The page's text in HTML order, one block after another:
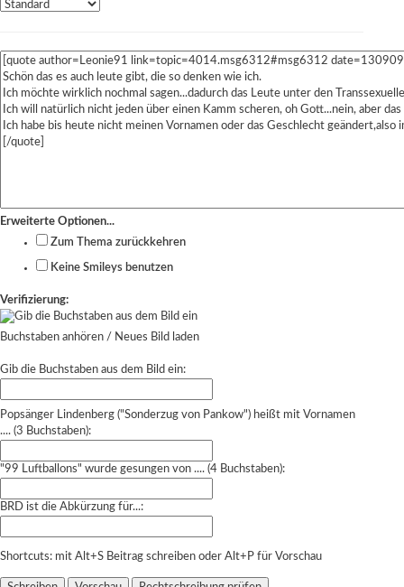
Erweiterte Optionen...
Zum Thema zurückkehren
Keine Smileys benutzen
Verifizierung:
Buchstaben anhören / Neues Bild laden
Gib die Buchstaben aus dem Bild ein:
Popsänger Lindenberg ("Sonderzug von Pankow") heißt mit Vornamen
.... (3 Buchstaben):
"99 Luftballons" wurde gesungen von .... (4 Buchstaben):
BRD ist die Abkürzung für...:
Shortcuts: mit Alt+S Beitrag schreiben oder Alt+P für Vorschau